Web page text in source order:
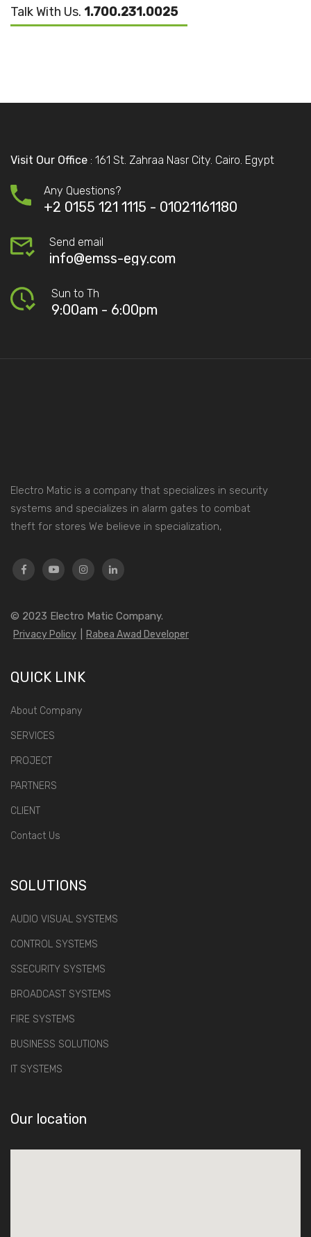
Talk With Us. 1.700.231.0025
Visit Our Office : 161 St. Zahraa Nasr City. Cairo. Egypt
Any Questions?
+2 0155 121 1115 - 01021161180
Send email
info@emss-egy.com
Sun to Th
9:00am - 6:00pm
Electro Matic is a company that specializes in security
systems and specializes in alarm gates to combat
theft for stores We believe in specialization,
© 2023 Electro Matic Company.
Privacy Policy Rabea Awad Developer
QUICK LINK
About Company
SERVICES
PROJECT
PARTNERS
CLIENT
Contact Us
SOLUTIONS
AUDIO VISUAL SYSTEMS
CONTROL SYSTEMS
SSECURITY SYSTEMS
BROADCAST SYSTEMS
FIRE SYSTEMS
BUSINESS SOLUTIONS
IT SYSTEMS
Our location